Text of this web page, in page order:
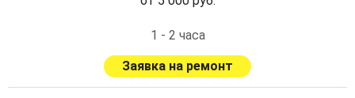
1 - 2 часа
Заявка на ремонт